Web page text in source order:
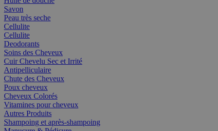
Savon
Peau très seche
Cellulite
Cellulite
Deodorants
Soins des Cheveux
Cuir Chevelu Sec et Irrité
Antipelliculaire
Chute des Cheveux
Poux cheveux
Cheveux Colorés
Vitamines pour cheveux
Autres Produits
Shampoing et après-shampoing